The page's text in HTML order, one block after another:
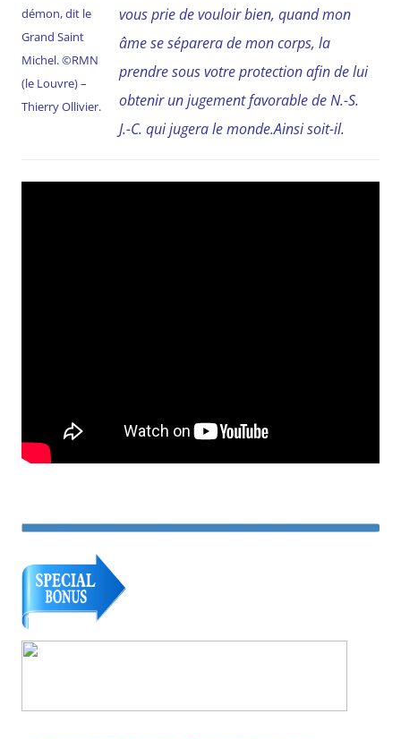
démon, dit le
Grand Saint
Michel. ©RMN
(le Louvre) –
Thierry Ollivier.
vous prie de vouloir bien, quand mon
âme se séparera de mon corps, la
prendre sous votre protection afin de lui
obtenir un jugement favorable de N.-S.
J.-C. qui jugera le monde.Ainsi soit-il.